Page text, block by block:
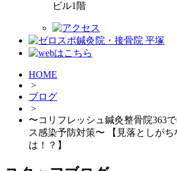
ビル1階
HOME
>
ブログ
>
〜コリフレッシュ鍼灸整骨院363
ス感染予防対策〜 【見落としがち
は！？】